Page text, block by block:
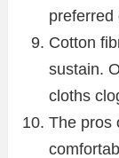
preferred
Cotton
sustain.
cloths
The pros